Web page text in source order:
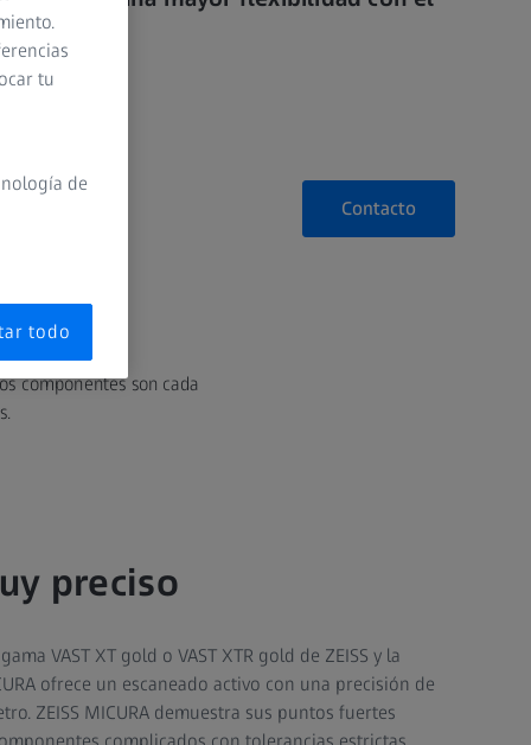
Contacto
componentes son cada
preciso
VAST XT gold o VAST XTR gold de ZEISS y la
ofrece un escaneado activo con una precisión de
ZEISS MICURA demuestra sus puntos fuertes
tu
de
todo